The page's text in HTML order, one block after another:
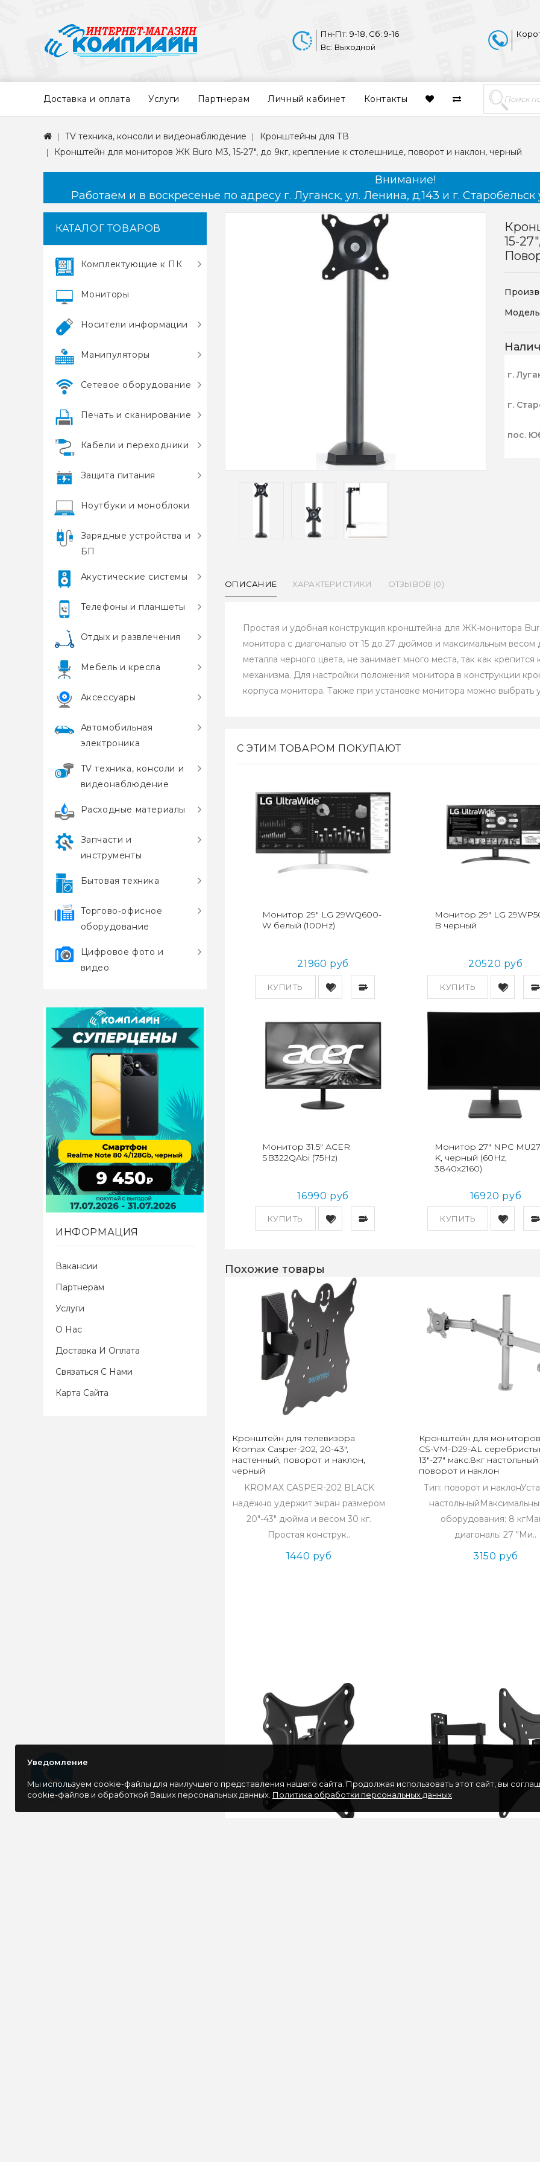
Пн-Пт: 9-18, Сб: 9-16
Вс: Выходной
Доставка и оплата Услуги Партнерам Личный кабинет Контакты
TV техника, консоли и видеонаблюдение
Кронштейны для ТВ
Кронштейн для мониторов ЖК Buro M3, 15-27", до 9кг, крепление к столешнице, поворот и наклон, черный
Внимание!
Работаем и в воскресенье по адресу г. Луганск, ул. Ленина, д.143 и г.
КАТАЛОГ ТОВАРОВ
Комплектующие к ПК
Мониторы
Носители информации
Манипуляторы
Сетевое оборудование
Печать и сканирование
Кабели и переходники
Защита питания
Ноутбуки и моноблоки
Зарядные устройства и
БП
Акустические системы
Телефоны и планшеты
Отдых и развлечения
Мебель и кресла
Аксессуары
Автомобильная
электроника
TV техника, консоли и
видеонаблюдение
Расходные материалы
Запчасти и
инструменты
Бытовая техника
Торгово‑офисное
оборудование
Цифровое фото и
видео
ИНФОРМАЦИЯ
Вакансии
Партнерам
Услуги
О Нас
Доставка И Оплата
Связаться С Нами
Карта Сайта
15-
г.
г.
пос.
ОПИСАНИЕ ХАРАКТЕРИСТИКИ ОТЗЫВОВ (0)
Простая и удобная конструкция кронштейна для ЖК-монитора
монитора с диагональю от 15 до 27 дюймов и максимальным весом
металла черного цвета, не занимает много места, так как
механизма. Для настройки положения монитора в конструкции
корпуса монитора. Также при установке монитора можно выбрать
С ЭТИМ ТОВАРОМ ПОКУПАЮТ
КУПИТЬ
Монитор 29" LG 29WQ600-
W белый (100Hz)
21960 руб
КУПИТЬ
Монитор 29" LG
B черный
20520 руб
КУПИТЬ
Монитор 31.5" ACER
SB322QAbi (75Hz)
16990 руб
КУПИТЬ
Монитор 27" NPC
K, черный (60Hz,
3840x2160)
16920 руб
Похожие товары
Кронштейн для телевизора
Kromax Casper-202, 20-43",
настенный, поворот и наклон,
черный
KROMAX CASPER-202 BLACK
надёжно удержит экран размером
20"-43" дюйма и весом 30 кг.
Простая конструк..
1440 руб
Кронштейн для
CS-VM-D29-AL
13"-27" макс.8кг настольный
поворот и наклон
Тип: поворот и
оборудования: 8
диагональ: 27 "Ми..
3150 руб
Уведомление
Мы используем cookie-файлы для наилучшего представления нашего сайта. Продолжая использовать этот сайт, вы
cookie-файлов и обработкой Ваших персональных данных. Политика обработки персональных данных